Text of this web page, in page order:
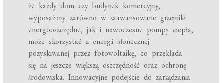
że każdy dom czy budynek komercyjny,
wyposażony zarówno w zaawansowane grzejniki
energooszczędne, jak i nowoczesne pompy ciepła,
może skorzystać z energii słonecznej
pozyskiwanej przez fotowoltaikę, co przekłada
się na jeszcze większą oszczędność oraz ochronę
środowiska. Innowacyjne podejście do zarządzania